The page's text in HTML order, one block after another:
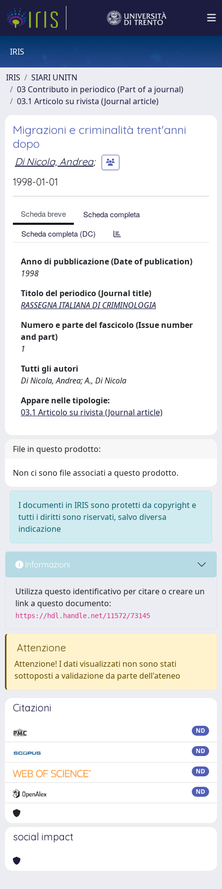
IRIS
IRIS
SIARI UNITN
03 Contributo in periodico (Part of a journal)
03.1 Articolo su rivista (Journal article)
Migrazioni e criminalità trent'anni
dopo
Di Nicola, Andrea;
1998-01-01
Scheda breve
Scheda completa
Scheda completa (DC)
Anno di pubblicazione (Date of publication)
1998
Titolo del periodico (Journal title)
RASSEGNA ITALIANA DI CRIMINOLOGIA
Numero e parte del fascicolo (Issue number
and part)
1
Tutti gli autori
Di Nicola, Andrea; A., Di Nicola
Appare nelle tipologie:
03.1 Articolo su rivista (Journal article)
File in questo prodotto:
Non ci sono file associati a questo prodotto.
I documenti in IRIS sono protetti da copyright e
tutti i diritti sono riservati, salvo diversa
indicazione
Informazioni
Utilizza questo identificativo per citare o creare un
link a questo documento:
https://hdl.handle.net/11572/73145
Attenzione
Attenzione! I dati visualizzati non sono stati
sottoposti a validazione da parte dell'ateneo
Citazioni
ND
ND
ND
ND
social impact